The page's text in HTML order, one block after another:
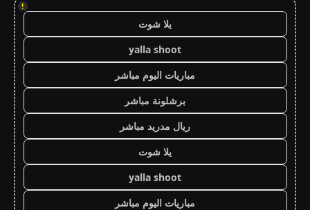
!
يلا شوت
yalla shoot
مباريات اليوم مباشر
برشلونة مباشر
ريال مدريد مباشر
يلا شوت
yalla shoot
مباريات اليوم مباشر